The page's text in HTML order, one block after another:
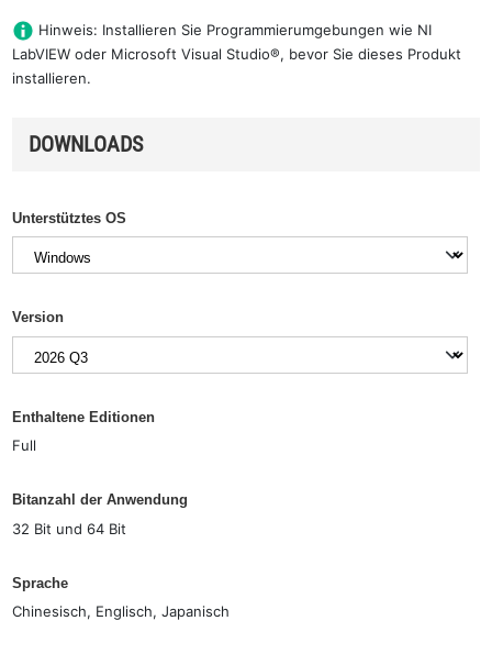
Hinweis: Installieren Sie Programmierumgebungen wie NI
LabVIEW oder Microsoft Visual Studio®, bevor Sie dieses Produkt
installieren.
DOWNLOADS
Unterstütztes OS
Version
Enthaltene Editionen
Full
Bitanzahl der Anwendung
32 Bit und 64 Bit
Sprache
Chinesisch, Englisch, Japanisch